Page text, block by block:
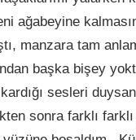
ağabeyine
manzara tam
başka bişey
sesleri
sonra farklı